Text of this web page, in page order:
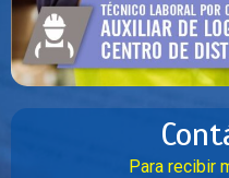
Para recibir